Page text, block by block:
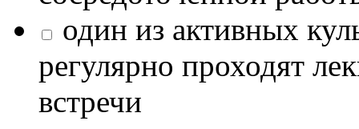
один из активных
регулярно проходят
встречи